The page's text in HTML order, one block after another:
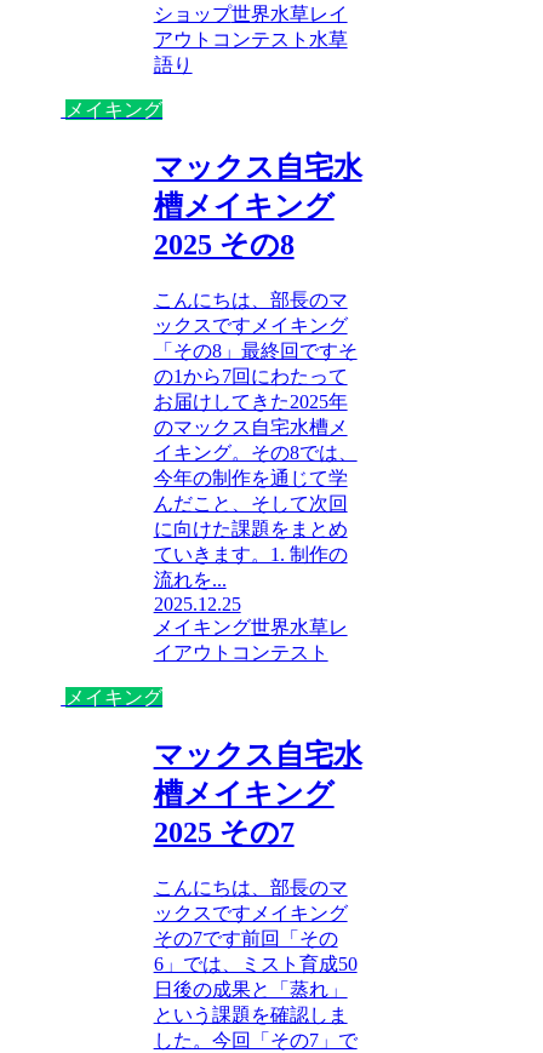
ショップ世界水草レイ
アウトコンテスト 水草
語り
メイキング
マックス自宅水
槽メイキング
2025 その8
こんにちは、部長のマ
ックスですメイキング
「その8」最終回ですそ
の1から7回にわたって
お届けしてきた2025年
のマックス自宅水槽メ
イキング。その8では、
今年の制作を通じて学
んだこと、そして次回
に向けた課題をまとめ
ていきます。1. 制作の
流れを...
2025.12.25
メイキング世界水草レ
イアウトコンテスト
メイキング
マックス自宅水
槽メイキング
2025 その7
こんにちは、部長のマ
ックスですメイキング
その7です前回「その
6」では、ミスト育成50
日後の成果と「蒸れ」
という課題を確認しま
した。今回「その7」で